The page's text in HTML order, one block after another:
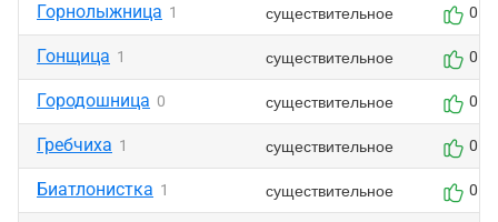
Горнолыжница 1 существительное 0
Гонщица 1 существительное 0
Городошница 0 существительное 0
Гребчиха 1 существительное 0
Биатлонистка 1 существительное 0